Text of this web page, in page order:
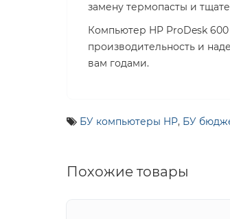
замену термопасты и
Компьютер HP ProDesk
производительность и
вам годами.
БУ компьютеры HP, БУ
Похожие товары